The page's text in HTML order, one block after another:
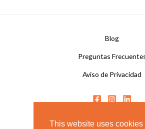
Blog
Preguntas
Aviso de Privacidad
This website uses cookies